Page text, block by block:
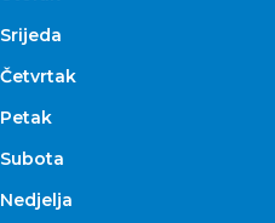
Srijeda
Četvrtak
Petak
Subota
Nedjelja